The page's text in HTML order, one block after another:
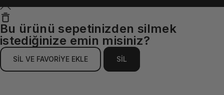
Bu ürünü sepetinizden silmek
istediğinize emin misiniz?
SİL VE FAVORİYE EKLE SİL